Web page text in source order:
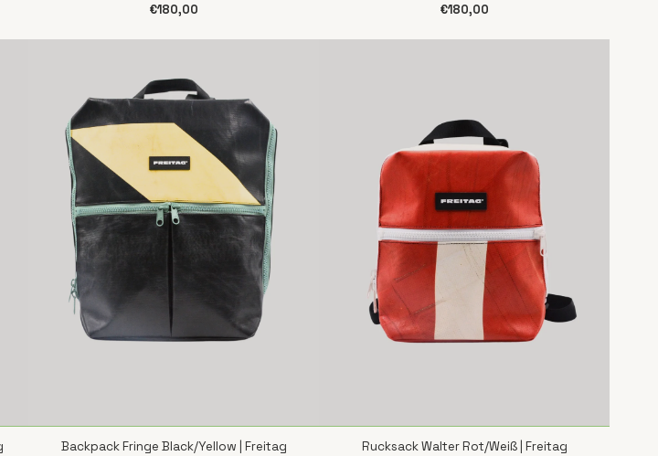
€180,00
€180,00
SCHNELLANSICHT
Backpack Fringe Black/Yellow | Freitag
SCHNELLANSICHT
Rucksack Walter Rot/Weiß | Freitag